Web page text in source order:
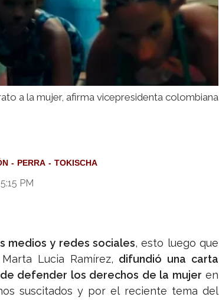
a la mujer, afirma vicepresidenta colombiana
PERRA TOKISCHA
PM
medios y redes sociales, esto luego que
Lucia Ramírez, difundió una carta
defender los derechos de la mujer en
suscitados y por el reciente tema del